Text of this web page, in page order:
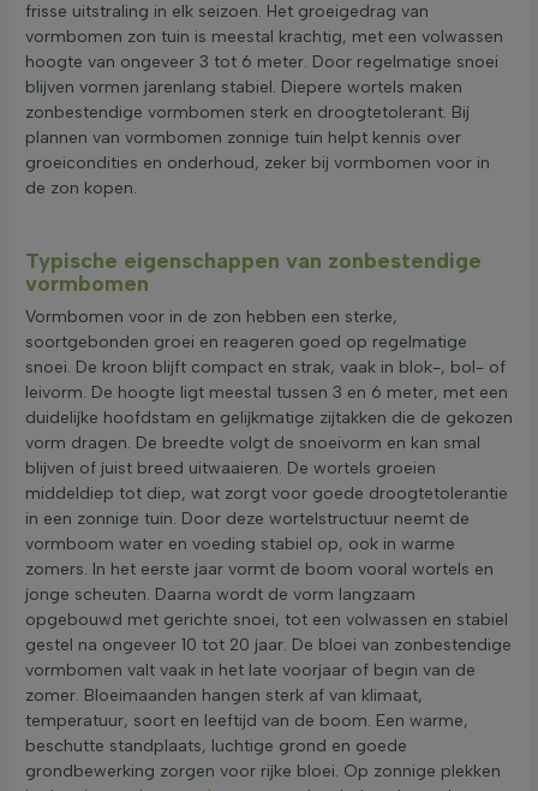
frisse uitstraling in elk seizoen. Het groeigedrag van
vormbomen zon tuin is meestal krachtig, met een volwassen
hoogte van ongeveer 3 tot 6 meter. Door regelmatige snoei
blijven vormen jarenlang stabiel. Diepere wortels maken
zonbestendige vormbomen sterk en droogtetolerant. Bij
plannen van vormbomen zonnige tuin helpt kennis over
groeicondities en onderhoud, zeker bij vormbomen voor in
de zon kopen.
Typische eigenschappen van zonbestendige
vormbomen
Vormbomen voor in de zon hebben een sterke,
soortgebonden groei en reageren goed op regelmatige
snoei. De kroon blijft compact en strak, vaak in blok-, bol- of
leivorm. De hoogte ligt meestal tussen 3 en 6 meter, met een
duidelijke hoofdstam en gelijkmatige zijtakken die de gekozen
vorm dragen. De breedte volgt de snoeivorm en kan smal
blijven of juist breed uitwaaieren. De wortels groeien
middeldiep tot diep, wat zorgt voor goede droogtetolerantie
in een zonnige tuin. Door deze wortelstructuur neemt de
vormboom water en voeding stabiel op, ook in warme
zomers. In het eerste jaar vormt de boom vooral wortels en
jonge scheuten. Daarna wordt de vorm langzaam
opgebouwd met gerichte snoei, tot een volwassen en stabiel
gestel na ongeveer 10 tot 20 jaar. De bloei van zonbestendige
vormbomen valt vaak in het late voorjaar of begin van de
zomer. Bloeimaanden hangen sterk af van klimaat,
temperatuur, soort en leeftijd van de boom. Een warme,
beschutte standplaats, luchtige grond en goede
grondbewerking zorgen voor rijke bloei. Op zonnige plekken